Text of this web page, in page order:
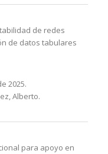
de redes
de datos tabulares
2025.
Alberto.
para apoyo en